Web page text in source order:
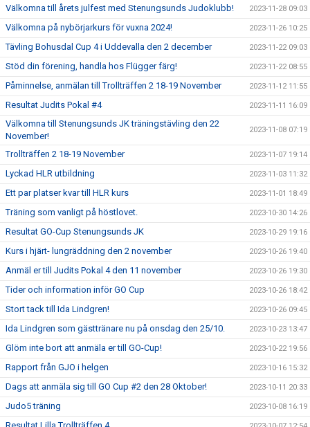
Välkomna till årets julfest med Stenungsunds Judoklubb! 2023-11-28 09:03
Välkomna på nybörjarkurs för vuxna 2024! 2023-11-26 10:25
Tävling Bohusdal Cup 4 i Uddevalla den 2 december 2023-11-22 09:03
Stöd din förening, handla hos Flügger färg! 2023-11-22 08:55
Påminnelse, anmälan till Trollträffen 2 18-19 November 2023-11-12 11:55
Resultat Judits Pokal #4 2023-11-11 16:09
Välkomna till Stenungsunds JK träningstävling den 22
November!
2023-11-08 07:19
Trollträffen 2 18-19 November 2023-11-07 19:14
Lyckad HLR utbildning 2023-11-03 11:32
Ett par platser kvar till HLR kurs 2023-11-01 18:49
Träning som vanligt på höstlovet. 2023-10-30 14:26
Resultat GO-Cup Stenungsunds JK 2023-10-29 19:16
Kurs i hjärt- lungräddning den 2 november 2023-10-26 19:40
Anmäl er till Judits Pokal 4 den 11 november 2023-10-26 19:30
Tider och information inför GO Cup 2023-10-26 18:42
Stort tack till Ida Lindgren! 2023-10-26 09:45
Ida Lindgren som gästtränare nu på onsdag den 25/10. 2023-10-23 13:47
Glöm inte bort att anmäla er till GO-Cup! 2023-10-22 19:56
Rapport från GJO i helgen 2023-10-16 15:32
Dags att anmäla sig till GO Cup #2 den 28 Oktober! 2023-10-11 20:33
Judo5 träning 2023-10-08 16:19